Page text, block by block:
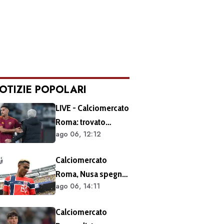
POPOLARI
LIVE - Calciomercato
Roma: trovato
l'accordo per il
Prolungamento di
un solo anno
ago 06, 12:12
Calciomercato
Roma, Nusa spegne
le voci sul futuro:
di lasciare il Lipsia. I
ago 06, 14:11
Calciomercato